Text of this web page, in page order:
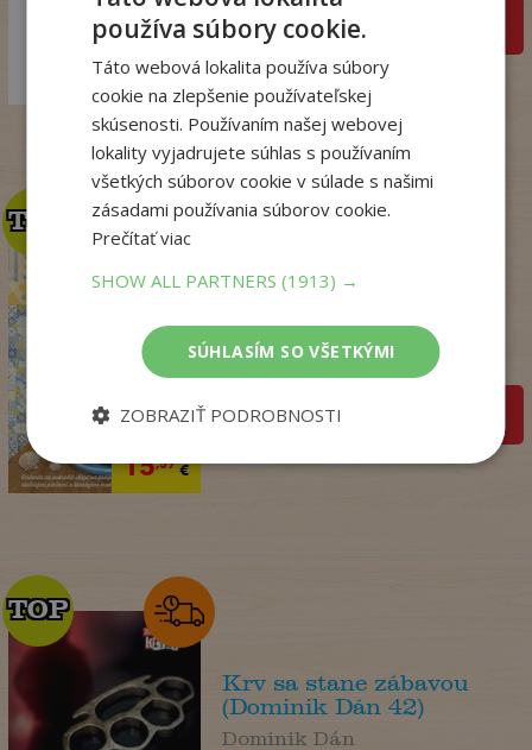
18,99€
14,98
pridať do košíka
18,99
15,57€
TOP
TOP
Penzión v Portugalsku
Na sklade
pridať do košíka
TOP
TOP
Krv sa stane zábavou
(Dominik Dán 42)
Dominik Dán
používa súbory cookie.
Táto webová lokalita používa súbory
cookie na zlepšenie používateľskej
skúsenosti. Používaním našej webovej
lokality vyjadrujete súhlas s používaním
všetkých súborov cookie v súlade s našimi
zásadami používania súborov cookie.
Prečítať viac
SHOW ALL PARTNERS(1913) →
SÚHLASÍM SO VŠETKÝMI
ZOBRAZIŤ PODROBNOSTI